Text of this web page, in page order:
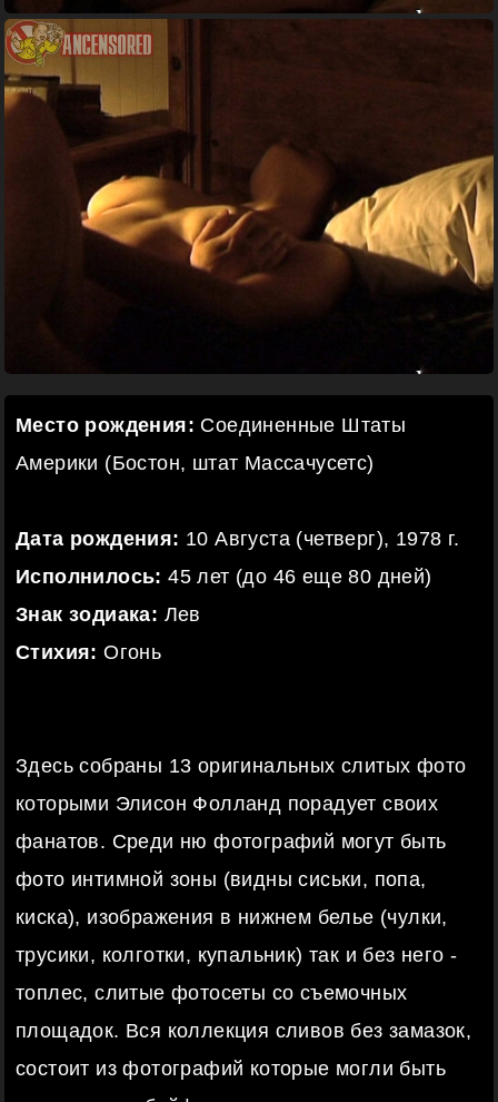
Место рождения: Соединенные Штаты
Америки (Бостон, штат Массачусетс)
Дата рождения: 10 Августа (четверг), 1978 г.
Исполнилось: 45 лет (до 46 еще 80 дней)
Знак зодиака: Лев
Стихия: Огонь
Здесь собраны 13 оригинальных слитых фото
которыми Элисон Фолланд порадует своих
фанатов. Среди ню фотографий могут быть
фото интимной зоны (видны сиськи, попа,
киска), изображения в нижнем белье (чулки,
трусики, колготки, купальник) так и без него -
топлес, слитые фотосеты со съемочных
площадок. Вся коллекция сливов без замазок,
состоит из фотографий которые могли быть